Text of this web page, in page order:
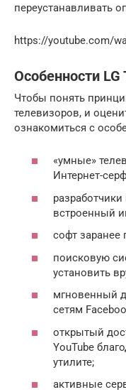
переустанавливать
https://youtube.com/
Особенности LG
Чтобы понять
телевизоров, и
ознакомиться с
«умные»
Интернет-
встроенный
софт заранее
поисковую
установить
мгновенный
сетям
открытый
YouTube
утилите;
активные